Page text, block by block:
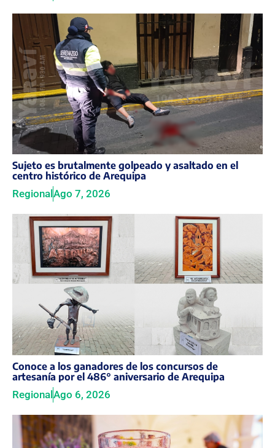
Sujeto es brutalmente golpeado y asaltado en el
centro histórico de Arequipa
Regional Ago 7, 2026
Conoce a los ganadores de los concursos de
artesanía por el 486° aniversario de Arequipa
RegionalAgo 6, 2026